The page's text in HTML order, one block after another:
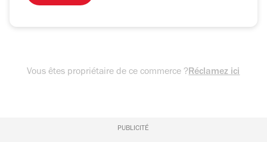
Vous êtes propriétaire de ce commerce ?Réclamez ici
PUBLICITÉ